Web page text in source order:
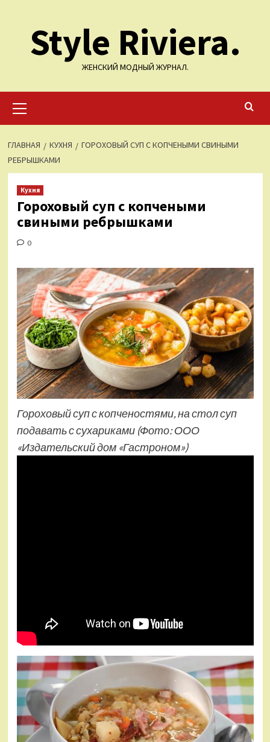
содержимомуStyle Riviera.
ЖЕНСКИЙ МОДНЫЙ ЖУРНАЛ.
меню
ГЛАВНАЯ КУХНЯ
ГОРОХОВЫЙ СУП С КОПЧЕНЫМИ СВИНЫМИ
РЕБРЫШКАМИ
Кухня
Гороховый суп с копчеными
свиными ребрышками
0
Гороховый суп с копченостями, на стол суп
подавать с сухариками(Фото: ООО
«Издательский дом «Гастроном»)